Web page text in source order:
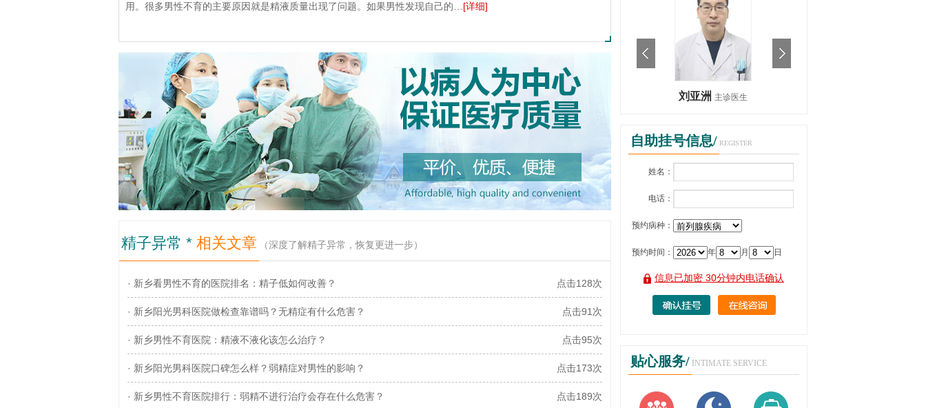
用。很多男性不育的主要原因就是精液质量出现了问题。如果男性发现自己的… [详细]
精子异常 * 相关文章 （深度了解精子异常，恢复更进一步）
· 新乡看男性不育的医院排名：精子低如何改善？ 点击128次
· 新乡阳光男科医院做检查靠谱吗？无精症有什么危害？ 点击91次
· 新乡男性不育医院：精液不液化该怎么治疗？ 点击95次
· 新乡阳光男科医院口碑怎么样？弱精症对男性的影响？ 点击173次
· 新乡男性不育医院排行：弱精不进行治疗会存在什么危害？ 点击189次
刘亚洲 主诊医生
自助挂号信息/ REGISTER
姓名：
电话：
预约病种：
预约时间： 年 月 日
信息已加密 30分钟内电话确认
贴心服务/ INTIMATE SERVICE